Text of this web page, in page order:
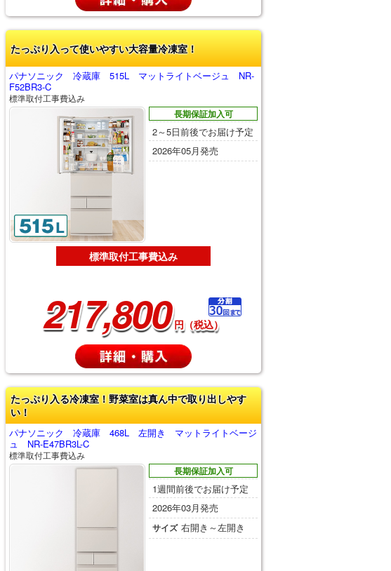
たっぷり入って使いやすい大容量冷凍室！
パナソニック 冷蔵庫 515L マットライトベージュ NR-
F52BR3-C
標準取付工事費込み
長期保証加入可
2～5日前後でお届け予定
2026年05月発売
標準取付工事費込み
217,800 円（税込）
たっぷり入る冷凍室！野菜室は真ん中で取り出しやす
い！
パナソニック 冷蔵庫 468L 左開き マットライトベージ
ュ NR-E47BR3L-C
標準取付工事費込み
長期保証加入可
1週間前後でお届け予定
2026年03月発売
サイズ 右開き～左開き